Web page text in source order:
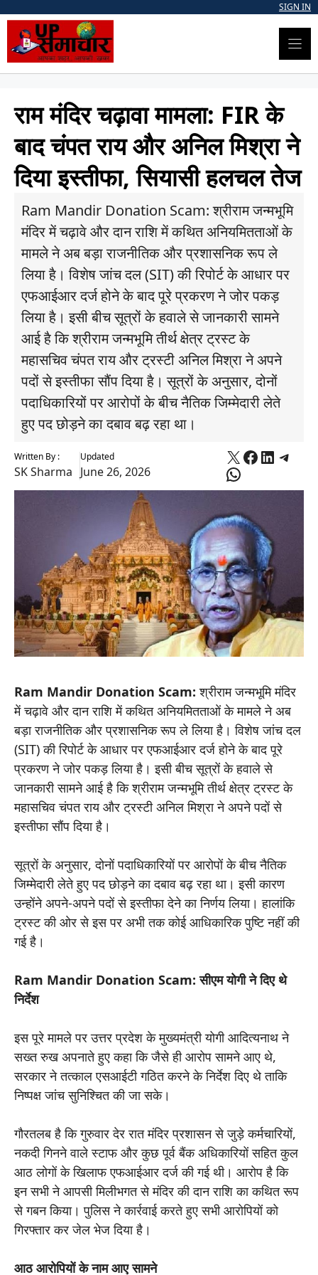
content
SIGN IN
राम मंदिर चढ़ावा मामला: FIR के
बाद चंपत राय और अनिल मिश्रा ने
दिया इस्तीफा, सियासी हलचल तेज
Ram Mandir Donation Scam: श्रीराम जन्मभूमि
मंदिर में चढ़ावे और दान राशि में कथित अनियमितताओं के
मामले ने अब बड़ा राजनीतिक और प्रशासनिक रूप ले
लिया है। विशेष जांच दल (SIT) की रिपोर्ट के आधार पर
एफआईआर दर्ज होने के बाद पूरे प्रकरण ने जोर पकड़
लिया है। इसी बीच सूत्रों के हवाले से जानकारी सामने
आई है कि श्रीराम जन्मभूमि तीर्थ क्षेत्र ट्रस्ट के
महासचिव चंपत राय और ट्रस्टी अनिल मिश्रा ने अपने
पदों से इस्तीफा सौंप दिया है। सूत्रों के अनुसार, दोनों
पदाधिकारियों पर आरोपों के बीच नैतिक जिम्मेदारी लेते
हुए पद छोड़ने का दबाव बढ़ रहा था।
Written By :
SK Sharma
Updated
June 26, 2026
X Facebook
WhatsApp
Ram Mandir Donation Scam:श्रीराम जन्मभूमि मंदिर
में चढ़ावे और दान राशि में कथित अनियमितताओं के मामले ने अब
बड़ा राजनीतिक और प्रशासनिक रूप ले लिया है। विशेष जांच दल
(SIT) की रिपोर्ट के आधार पर एफआईआर दर्ज होने के बाद पूरे
प्रकरण ने जोर पकड़ लिया है। इसी बीच सूत्रों के हवाले से
जानकारी सामने आई है कि श्रीराम जन्मभूमि तीर्थ क्षेत्र ट्रस्ट के
महासचिव चंपत राय और ट्रस्टी अनिल मिश्रा ने अपने पदों से
इस्तीफा सौंप दिया है।
सूत्रों के अनुसार, दोनों पदाधिकारियों पर आरोपों के बीच नैतिक
जिम्मेदारी लेते हुए पद छोड़ने का दबाव बढ़ रहा था। इसी कारण
उन्होंने अपने-अपने पदों से इस्तीफा देने का निर्णय लिया। हालांकि
ट्रस्ट की ओर से इस पर अभी तक कोई आधिकारिक पुष्टि नहीं की
गई है।
Ram Mandir Donation Scam: सीएम योगी ने दिए थे
निर्देश
इस पूरे मामले पर उत्तर प्रदेश के मुख्यमंत्री योगी आदित्यनाथ ने
सख्त रुख अपनाते हुए कहा कि जैसे ही आरोप सामने आए थे,
सरकार ने तत्काल एसआईटी गठित करने के निर्देश दिए थे ताकि
निष्पक्ष जांच सुनिश्चित की जा सके।
गौरतलब है कि गुरुवार देर रात मंदिर प्रशासन से जुड़े कर्मचारियों,
नकदी गिनने वाले स्टाफ और कुछ पूर्व बैंक अधिकारियों सहित कुल
आठ लोगों के खिलाफ एफआईआर दर्ज की गई थी। आरोप है कि
इन सभी ने आपसी मिलीभगत से मंदिर की दान राशि का कथित रूप
से गबन किया। पुलिस ने कार्रवाई करते हुए सभी आरोपियों को
गिरफ्तार कर जेल भेज दिया है।
आठ आरोपियों के नाम आए सामने